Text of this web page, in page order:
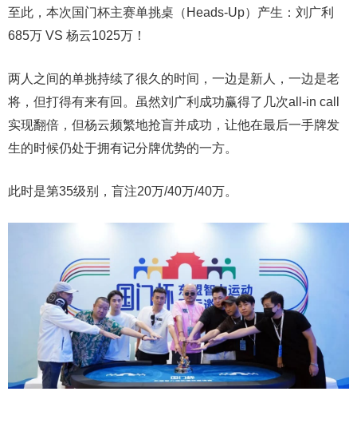
至此，本次国门杯主赛单挑桌（Heads-Up）产生：刘广利
685万 VS 杨云1025万！
两人之间的单挑持续了很久的时间，一边是新人，一边是老
将，但打得有来有回。虽然刘广利成功赢得了几次all-in call
实现翻倍，但杨云频繁地抢盲并成功，让他在最后一手牌发
生的时候仍处于拥有记分牌优势的一方。
此时是第35级别，盲注20万/40万/40万。